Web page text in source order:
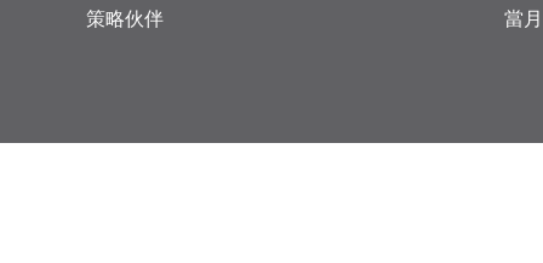
策略伙伴
當